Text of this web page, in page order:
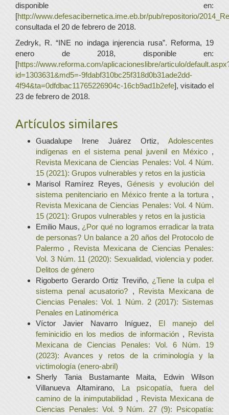
disponible en:
[http://www.defesacibernetica.ime.eb.br/pub/repositorio/
consultada el 20 de febrero de 2018.
Zedryk, R. “INE no indaga injerencia rusa”. Reforma, 19
enero de 2018, disponible en:
[https://www.reforma.com/aplicacioneslibre/articulo/
id=1303631&md5=-9fdabf310bc25f318d0b31ade2dd-
4f94&ta=0dfdbac11765226904c-16cb9ad1b2efe], visitado el
23 de febrero de 2018.
Artículos similares
Guadalupe Irene Juárez Ortiz, Adolescentes
indígenas en el sistema penal juvenil en México ,
Revista Mexicana de Ciencias Penales: Vol. 4 Núm.
15 (2021): Grupos vulnerables y retos en la justicia
Marisol Ramírez Reyes, Génesis y evolución del
sistema penitenciario en México frente a la tortura ,
Revista Mexicana de Ciencias Penales: Vol. 4 Núm.
15 (2021): Grupos vulnerables y retos en la justicia
Emilio Maus, ¿Por qué no logramos erradicar la trata
de personas? Un balance a 20 años del Protocolo de
Palermo , Revista Mexicana de Ciencias Penales:
Vol. 3 Núm. 11 (2020): Sexualidad, violencia y poder.
Delitos de género
Rigoberto Gerardo Ortiz Treviño, ¿Tiene la culpa el
sistema penal acusatorio? ,
Revista Mexicana de
Ciencias Penales: Vol. 1 Núm. 2 (2017): Sistemas
Penales en Latinomérica
Víctor Javier Navarro Iníguez,
El manejo del
feminicidio en los medios de información , Revista
Mexicana de Ciencias Penales: Vol. 6 Núm. 19
(2023): Avances y retos de la criminología y la
victimología (enero-abril)
Sherly Tania Bustamante Maita, Edwin Wilson
Villanueva Altamirano,
La psicopatía, fuera del
camino de la inimputabilidad , Revista Mexicana de
Ciencias Penales: Vol. 9 Núm. 27 (9): Psicopatía: